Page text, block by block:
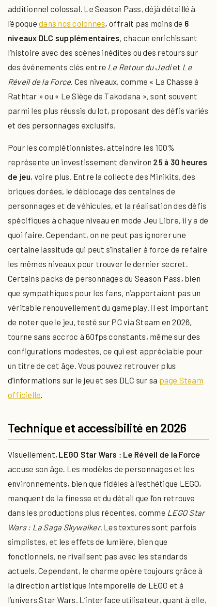
additionnel colossal. Le Season Pass, déjà détaillé à
l’époquedans nos colonnes, offrait pas moins de 6
niveaux DLC supplémentaires, chacun enrichissant
l’histoire avec des scènes inédites ou des retours sur
des événements clés entre Le Retour du Jediet Le
Réveil de la Force. Ces niveaux, comme « La Chasse à
Rathtar » ou « Le Siège de Takodana », sont souvent
parmi les plus réussis du lot, proposant des défis variés
et des personnages exclusifs.
Pour les complétionnistes, atteindre les 100%
représente un investissement d’environ 25 à 30 heures
de jeu, voire plus. Entre la collecte des Minikits, des
briques dorées, le déblocage des centaines de
personnages et de véhicules, et la réalisation des défis
spécifiques à chaque niveau en mode Jeu Libre, il y a de
quoi faire. Cependant, on ne peut pas ignorer une
certaine lassitude qui peut s’installer à force de refaire
les mêmes niveaux pour trouver le dernier secret.
Certains packs de personnages du Season Pass, bien
que sympathiques pour les fans, n’apportaient pas un
véritable renouvellement du gameplay. Il est important
de noter que le jeu, testé sur PC via Steam en 2026,
tourne sans accroc à 60fps constants, même sur des
configurations modestes, ce qui est appréciable pour
un titre de cet âge. Vous pouvez retrouver plus
d’informations sur le jeu et ses DLC sur sa page Steam
officielle.
Technique et accessibilité en 2026
Visuellement, LEGO Star Wars : Le Réveil de la Force
accuse son âge. Les modèles de personnages et les
environnements, bien que fidèles à l’esthétique LEGO,
manquent de la finesse et du détail que l’on retrouve
dans les productions plus récentes, comme LEGO Star
Wars : La Saga Skywalker. Les textures sont parfois
simplistes, et les effets de lumière, bien que
fonctionnels, ne rivalisent pas avec les standards
actuels. Cependant, le charme opère toujours grâce à
la direction artistique intemporelle de LEGO et à
l’univers Star Wars. L’interface utilisateur, quant à elle,